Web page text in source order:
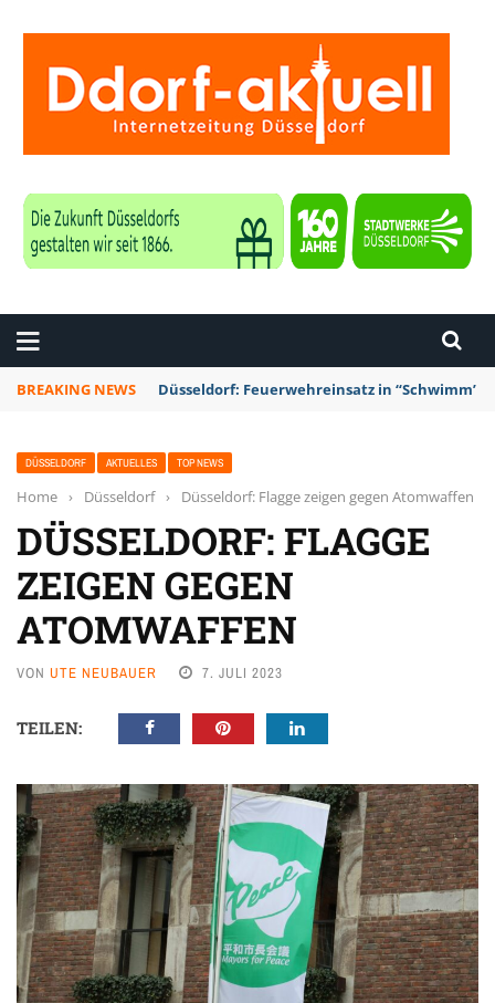
BREAKING NEWS Düsseldorf: Feuerwehreinsatz in “Schwimm’
DÜSSELDORF AKTUELLES TOP NEWS
Home › Düsseldorf › Düsseldorf: Flagge zeigen gegen Atomwaffen
DÜSSELDORF: FLAGGE
ZEIGEN GEGEN
ATOMWAFFEN
VON UTE NEUBAUER 7. JULI 2023
TEILEN: